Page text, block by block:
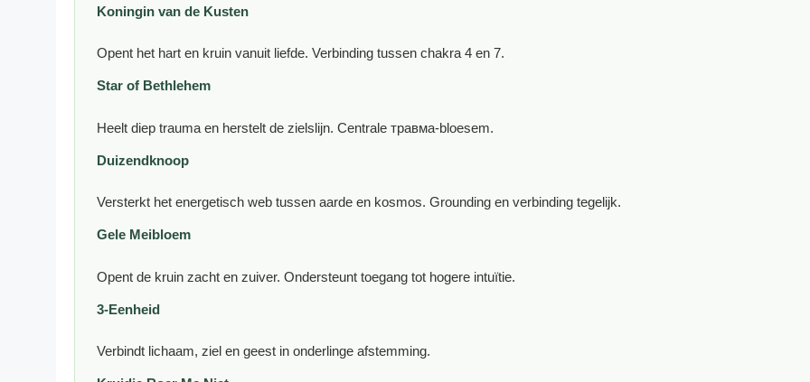
Koningin van de Kusten
Opent het hart en kruin vanuit liefde. Verbinding tussen chakra 4 en 7.
Star of Bethlehem
Heelt diep trauma en herstelt de zielslijn. Centrale травма-bloesem.
Duizendknoop
Versterkt het energetisch web tussen aarde en kosmos. Grounding en verbinding tegelijk.
Gele Meibloem
Opent de kruin zacht en zuiver. Ondersteunt toegang tot hogere intuïtie.
3-Eenheid
Verbindt lichaam, ziel en geest in onderlinge afstemming.